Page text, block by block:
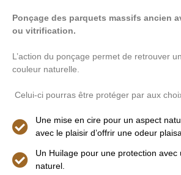
Ponçage des parquets massifs ancien
ou vitrification.
L’action du ponçage permet de retrouver
couleur naturelle.
Celui-ci pourras être protéger par aux
Une mise en cire pour un aspect
avec le plaisir d’offrir une odeur
Un Huilage pour une protection avec
naturel.